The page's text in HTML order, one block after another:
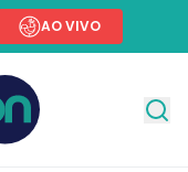
AO VIVO